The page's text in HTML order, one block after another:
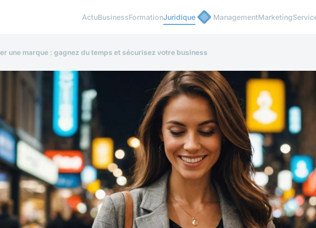
ActuBusinessFormationJuridique ManagementMarketing
une marque : gagnez du temps et sécurisez votre business